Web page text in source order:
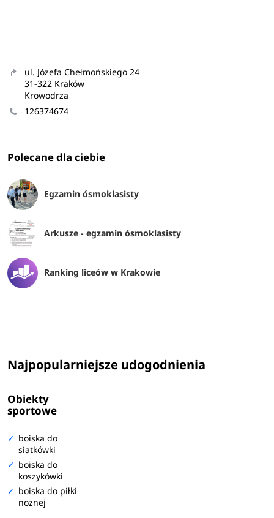
ul. Józefa Chełmońskiego 24
31-322 Kraków
Krowodrza
126374674
Polecane dla ciebie
Egzamin ósmoklasisty
Arkusze - egzamin ósmoklasisty
Ranking liceów w Krakowie
Najpopularniejsze udogodnienia
Obiekty
sportowe
boiska do
siatkówki
boiska do
koszykówki
boiska do piłki
nożnej